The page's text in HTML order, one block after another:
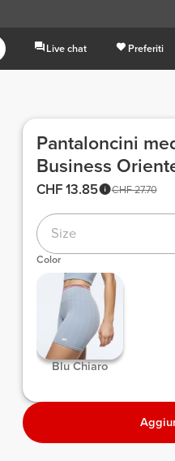
Live chat Preferiti
Pantaloncini
Business
CHF 27.70
CHF 13.85
Size
Color
Blu Chiaro